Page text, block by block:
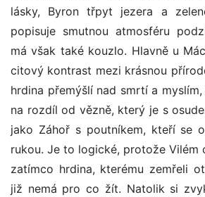
lásky, Byron třpyt jezera a
popisuje smutnou atmosféru
má však také kouzlo. Hlavně u
citový kontrast mezi krásnou
hrdina přemýšlí nad smrtí a
na rozdíl od vězně, který je s
jako Záhoř s poutníkem, kteří se
rukou. Je to logické, protože Vilém
zatímco hrdina, kterému zemřeli
již nemá pro co žít. Natolik si